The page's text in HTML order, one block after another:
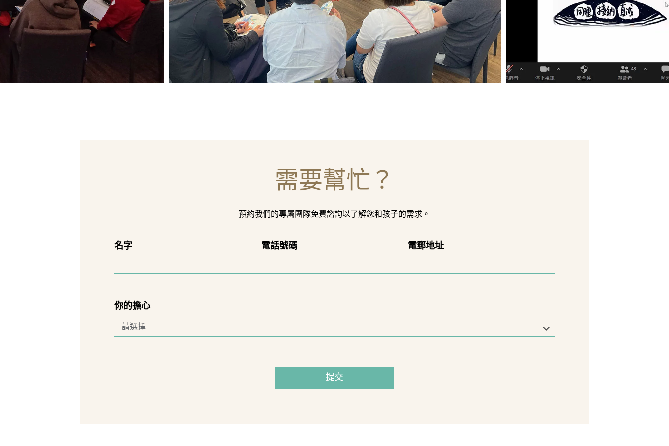
需要幫忙？
預約我們的專屬團隊免費諮詢以了解您和孩子的需求。
名字 電話號碼 電郵地址
你的擔心
提交